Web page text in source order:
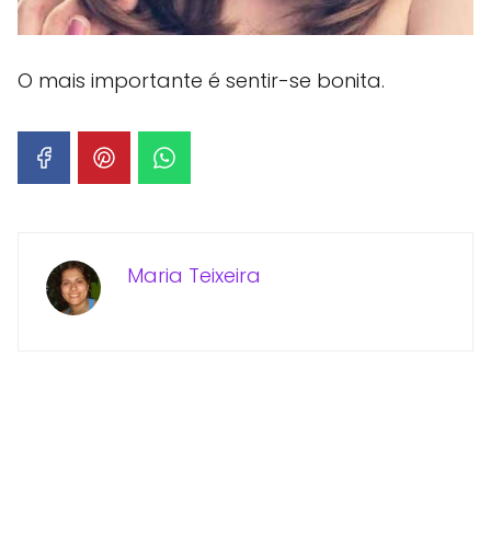
O mais importante é sentir-se bonita.
Maria Teixeira